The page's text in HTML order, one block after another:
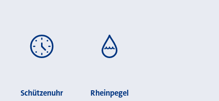
Schützenuhr Rheinpegel